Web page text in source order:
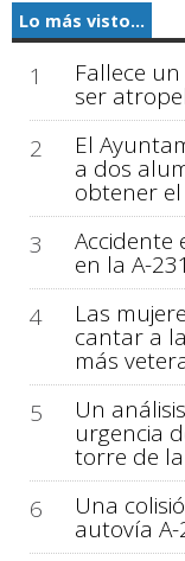
Lo más visto...
1 Fallece
ser
2
El
a dos
obtener
3
Accidente
en la A-
4
Las
cantar a
más
5
Un
urgencia
torre de
6
Una
autovía